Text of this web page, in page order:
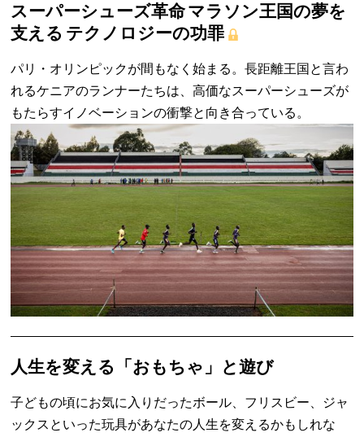
スーパーシューズ革命 マラソン王国の夢を
支える テクノロジーの功罪
パリ・オリンピックが間もなく始まる。長距離王国と言わ
れるケニアのランナーたちは、高価なスーパーシューズが
もたらすイノベーションの衝撃と向き合っている。
人生を変える「おもちゃ」と遊び
子どもの頃にお気に入りだったボール、フリスビー、ジャ
ックスといった玩具があなたの人生を変えるかもしれな